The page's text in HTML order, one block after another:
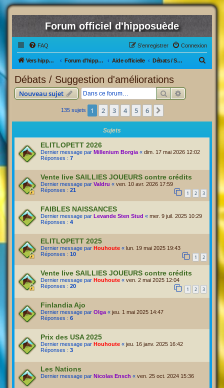
Forum officiel d'hipposuède
FAQ Connexion
S’enregistrer
Vers hipposuède, le jeu ! Forum d'hipposuède Aide officielle Débats / Suggestion d'améliorations
r
Débats / Suggestion d'améliorations
Nouveau sujet RechercherRecherche
135 sujets 1 2 3 4 5 6
Sujets
ELITLOPETT 2026
Dernier message par Millenium Borgia « dim. 17 mai 2026 12:02
Réponses : 7
Vente live SAILLIES JOUEURS contre crédits
Dernier message par Valdru « ven. 10 avr. 2026 17:59
Réponses : 21 1 2 3
FAIBLES NAISSANCES
Dernier message par Levande Sten Stud « mer. 9 juil. 2025 10:29
Réponses : 4
ELITLOPETT 2025
Dernier message par Houhoute « lun. 19 mai 2025 19:43
Réponses : 10 1 2
Vente live SAILLIES JOUEURS contre crédits
Dernier message par Houhoute « ven. 2 mai 2025 12:04
Réponses : 20 1 2 3
Finlandia Ajo
Dernier message par Olga « jeu. 1 mai 2025 14:47
Réponses : 6
Prix des USA 2025
Dernier message par Houhoute « jeu. 16 janv. 2025 16:42
Réponses : 3
Les Nations
Dernier message par Nicolas Ensch « ven. 25 oct. 2024 15:36